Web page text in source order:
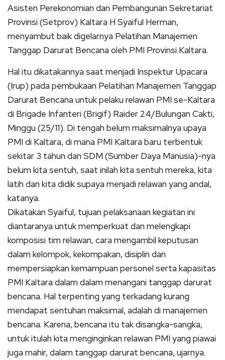
Asisten Perekonomian dan Pembangunan Sekretariat
Provinsi (Setprov) Kaltara H Syaiful Herman,
menyambut baik digelarnya Pelatihan Manajemen
Tanggap Darurat Bencana oleh PMI Provinsi Kaltara.
Hal itu dikatakannya saat menjadi Inspektur Upacara
(Irup) pada pembukaan Pelatihan Manajemen Tanggap
Darurat Bencana untuk pelaku relawan PMI se-Kaltara
di Brigade Infanteri (Brigif) Raider 24/Bulungan Cakti,
Minggu (25/11). Di tengah belum maksimalnya upaya
PMI di Kaltara, di mana PMI Kaltara baru terbentuk
sekitar 3 tahun dan SDM (Sumber Daya Manusia)-nya
belum kita sentuh, saat inilah kita sentuh mereka, kita
latih dan kita didik supaya menjadi relawan yang andal,
katanya.
Dikatakan Syaiful, tujuan pelaksanaan kegiatan ini
diantaranya untuk memperkuat dan melengkapi
komposisi tim relawan, cara mengambil keputusan
dalam kelompok, kekompakan, disiplin dan
mempersiapkan kemampuan personel serta kapasitas
PMI Kaltara dalam dalam menangani tanggap darurat
bencana. Hal terpenting yang terkadang kurang
mendapat sentuhan maksimal, adalah di manajemen
bencana. Karena, bencana itu tak disangka-sangka,
untuk itulah kita menginginkan relawan PMI yang piawai
juga mahir, dalam tanggap darurat bencana, ujarnya.